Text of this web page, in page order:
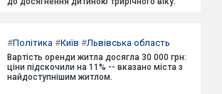
#Політика #Київ #Львівська область
Вартість оренди житла досягла 30 000 грн:
ціни підскочили на 11% -- вказано міста з
найдоступнішим житлом.